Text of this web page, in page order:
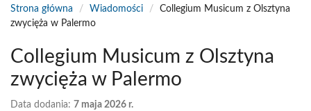
Strona główna / Wiadomości /
Collegium Musicum z Olsztyna
zwycięża w Palermo
Collegium Musicum z Olsztyna
zwycięża w Palermo
Data dodania: 7 maja 2026 r.